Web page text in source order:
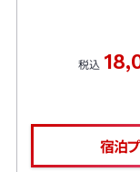
税込
宿泊